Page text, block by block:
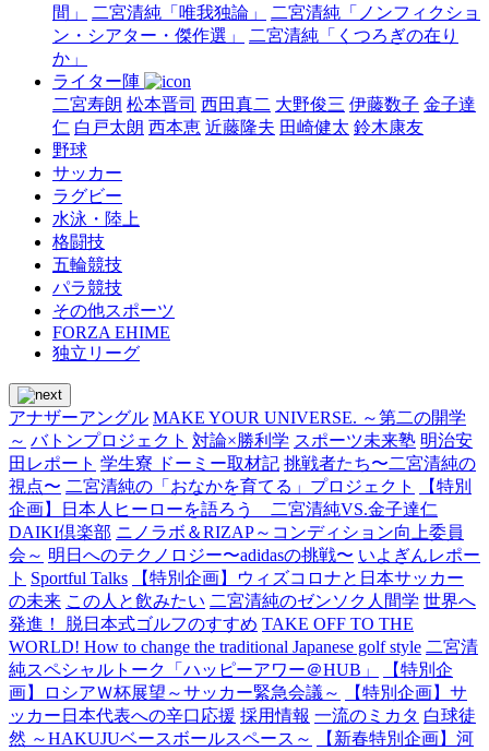
間」
二宮清純「唯我独論」
二宮清純「ノンフィクショ
ン・シアター・傑作選」
二宮清純「くつろぎの在り
か」
ライター陣
二宮寿朗 松本晋司 西田真二 大野俊三 伊藤数子 金子達
仁 白戸太朗 西本恵 近藤隆夫 田崎健太 鈴木康友
野球
サッカー
ラグビー
水泳・陸上
格闘技
五輪競技
パラ競技
その他スポーツ
FORZA EHIME
独立リーグ
アナザーアングル MAKE YOUR UNIVERSE. ～第二の開学
～ バトンプロジェクト 対論×勝利学 スポーツ未来塾 明治安
田レポート 学生寮 ドーミー取材記 挑戦者たち〜二宮清純の
視点〜 二宮清純の「おなかを育てる」プロジェクト
【特別
企画】日本人ヒーローを語ろう 二宮清純VS.金子達仁
DAIKI倶楽部 ニノラボ＆RIZAP～コンディション向上委員
会～ 明日へのテクノロジー〜adidasの挑戦〜 いよぎんレポー
ト Sportful Talks
【特別企画】ウィズコロナと日本サッカー
の未来 この人と飲みたい 二宮清純のゼンソク人間学 世界へ
発進！ 脱日本式ゴルフのすすめ TAKE OFF TO THE
WORLD! How to change the traditional Japanese golf style 二宮清
純スペシャルトーク「ハッピーアワー＠HUB」
【特別企
画】ロシアＷ杯展望～サッカー緊急会議～
【特別企画】サ
ッカー日本代表への辛口応援 採用情報 一流のミカタ 白球徒
然 ～HAKUJUベースボールスペース～
【新春特別企画】河